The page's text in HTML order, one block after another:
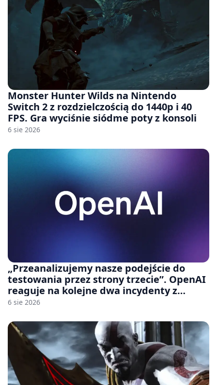
Monster Hunter Wilds na Nintendo
Switch 2 z rozdzielczością do 1440p i 40
FPS. Gra wyciśnie siódme poty z konsoli
6 sie 2026
„Przeanalizujemy nasze podejście do
testowania przez strony trzecie”. OpenAI
reaguje na kolejne dwa incydenty z
udziałem autorskich modeli
6 sie 2026